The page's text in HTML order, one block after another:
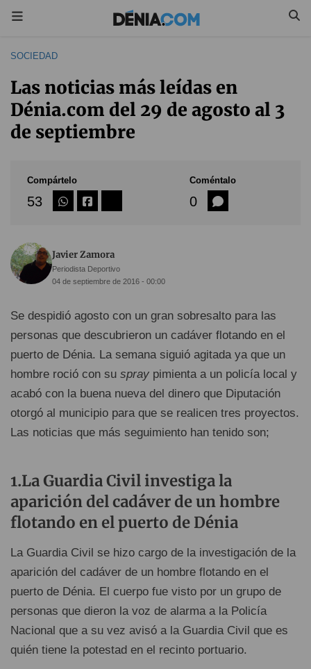
SOCIEDAD
Las noticias más leídas en
Dénia.com del 29 de agosto al 3
de septiembre
Compártelo
53
Coméntalo
0
Javier Zamora
Periodista Deportivo
04 de septiembre de 2016 - 00:00
Se despidió agosto con un gran sobresalto para las
personas que descubrieron un cadáver flotando en el
puerto de Dénia. La semana siguió agitada ya que un
hombre roció con su spray pimienta a un policía local y
acabó con la buena nueva del dinero que Diputación
otorgó al municipio para que se realicen tres proyectos.
Las noticias que más seguimiento han tenido son;
1.La Guardia Civil investiga la
aparición del cadáver de un hombre
flotando en el puerto de Dénia
La Guardia Civil se hizo cargo de la investigación de la
aparición del cadáver de un hombre flotando en el
puerto de Dénia. El cuerpo fue visto por un grupo de
personas que dieron la voz de alarma a la Policía
Nacional que a su vez avisó a la Guardia Civil que es
quién tiene la potestad en el recinto portuario.